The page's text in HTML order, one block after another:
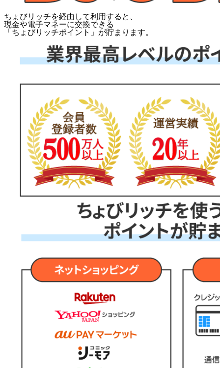
ちょびリッチを経由して利用すると、
現金や電子マネーに交換できる
「 ちょびリッチポイント 」が貯まります。